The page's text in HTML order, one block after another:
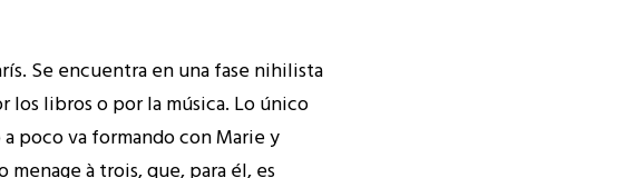
Se encuentra en una fase nihilista
los libros o por la música. Lo único
poco va formando con Marie y
à trois, que, para él, es